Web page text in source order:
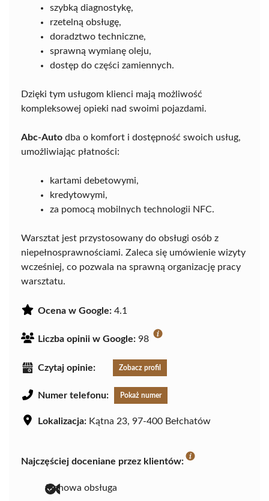
szybką diagnostykę,
rzetelną obsługę,
doradztwo techniczne,
sprawną wymianę oleju,
dostęp do części zamiennych.
Dzięki tym usługom klienci mają możliwość
kompleksowej opieki nad swoimi pojazdami.
Abc-Auto dba o komfort i dostępność swoich usług,
umożliwiając płatności:
kartami debetowymi,
kredytowymi,
za pomocą mobilnych technologii NFC.
Warsztat jest przystosowany do obsługi osób z
niepełnosprawnościami. Zaleca się umówienie wizyty
wcześniej, co pozwala na sprawną organizację pracy
warsztatu.
Ocena w Google: 4.1
Liczba opinii w Google: 98
Czytaj opinie: Zobacz profil
Numer telefonu: Pokaż numer
Lokalizacja: Kątna 23, 97-400 Bełchatów
Najczęściej doceniane przez klientów:
fachowa obsługa